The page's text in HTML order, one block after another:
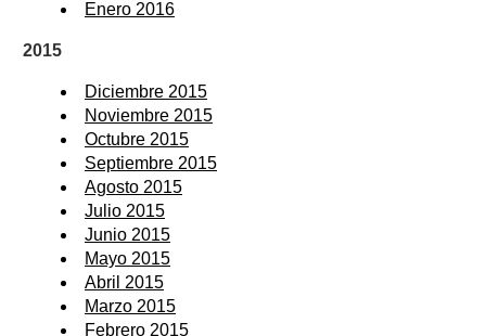
Enero 2016
2015
Diciembre 2015
Noviembre 2015
Octubre 2015
Septiembre 2015
Agosto 2015
Julio 2015
Junio 2015
Mayo 2015
Abril 2015
Marzo 2015
Febrero 2015